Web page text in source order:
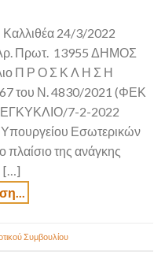
24/3/2022
13955 ΔΗΜΟΣ
Π Ρ Ο Σ Κ Λ Η Σ Η
του Ν. 4830/2021 (ΦΕΚ
ΕΓΚΥΚΛΙΟ/7-2-2022
Εσωτερικών
πλαίσιο της ανάγκης
[…]
Συμβουλίου